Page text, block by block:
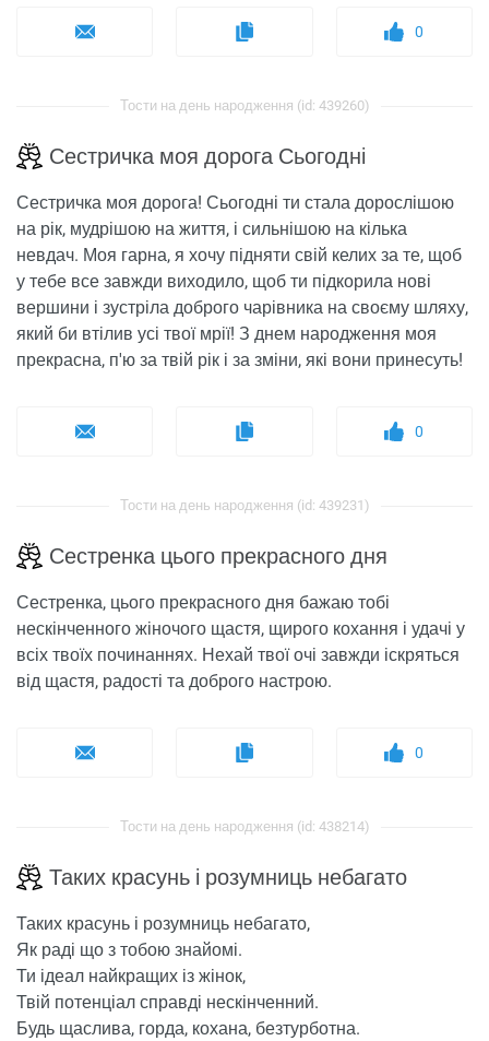
0
Тости на день народження (id: 439260)
Сестричка моя дорога Сьогодні
Сестричка моя дорога! Сьогодні ти стала дорослішою
на рік, мудрішою на життя, і сильнішою на кілька
невдач. Моя гарна, я хочу підняти свій келих за те, щоб
у тебе все завжди виходило, щоб ти підкорила нові
вершини і зустріла доброго чарівника на своєму шляху,
який би втілив усі твої мрії! З днем ​​народження моя
прекрасна, п'ю за твій рік і за зміни, які вони принесуть!
0
Тости на день народження (id: 439231)
Сестренка цього прекрасного дня
Сестренка, цього прекрасного дня бажаю тобі
нескінченного жіночого щастя, щирого кохання і удачі у
всіх твоїх починаннях. Нехай твої очі завжди іскряться
від щастя, радості та доброго настрою.
0
Тости на день народження (id: 438214)
Таких красунь і розумниць небагато
Таких красунь і розумниць небагато,
Як раді що з тобою знайомі.
Ти ідеал найкращих із жінок,
Твій потенціал справді нескінченний.
Будь щаслива, горда, кохана, безтурботна.